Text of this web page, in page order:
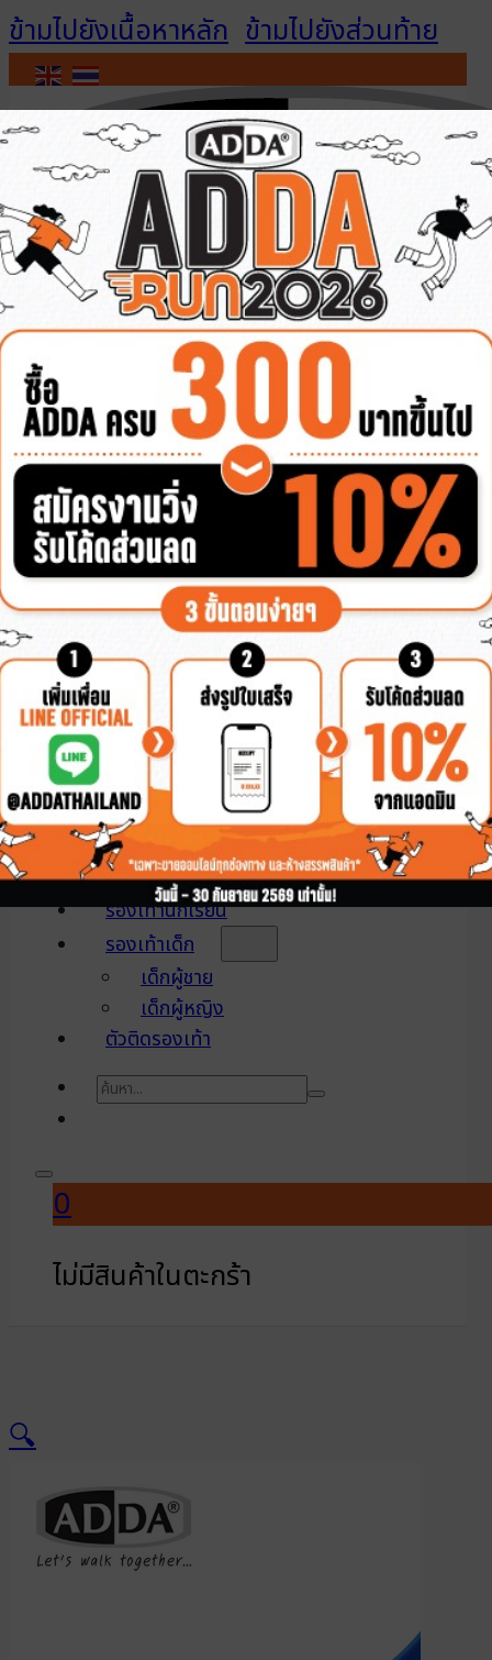
ข้ามไปยังเนื้อหาหลัก ข้ามไปยังส่วนท้าย
ติดต่อเราเข้าสู่ระบบ / สมัคร
สมาชิก
สินค้าทั้งหมด
รองเท้าผู้ชาย
2Density
Pillow Foam
หัวโต
หุ้มส้น
แตะหนีบ
แบบสวม
รองเท้าผู้หญิง
2Density
Pillow Foam
หัวโต
หุ้มส้น
แตะหนีบ
แบบสวม
รองเท้านักเรียน
รองเท้าเด็ก
เด็กผู้ชาย
เด็กผู้หญิง
ตัวติดรองเท้า
ค้นหา
0
ไม่มีสินค้าในตะกร้า
🔍